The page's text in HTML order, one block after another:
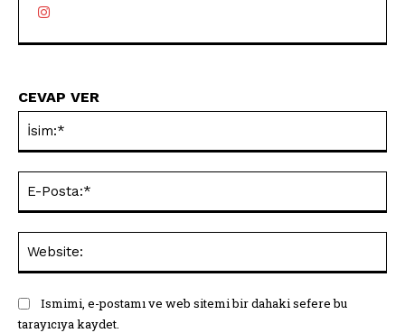
CEVAP VER
Ismimi, e-postamı ve web sitemi bir dahaki sefere bu
tarayıcıya kaydet.